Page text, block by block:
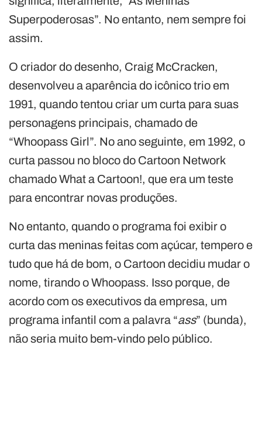
Superpoderosas”. No entanto, nem sempre foi
assim.
O criador do desenho, Craig McCracken,
desenvolveu a aparência do icônico trio em
1991, quando tentou criar um curta para suas
personagens principais, chamado de
“Whoopass Girl”. No ano seguinte, em 1992, o
curta passou no bloco do Cartoon Network
chamado What a Cartoon!, que era um teste
para encontrar novas produções.
No entanto, quando o programa foi exibir o
curta das meninas feitas com açúcar, tempero e
tudo que há de bom, o Cartoon decidiu mudar o
nome, tirando o Whoopass. Isso porque, de
acordo com os executivos da empresa, um
programa infantil com a palavra “ass” (bunda),
não seria muito bem-vindo pelo público.